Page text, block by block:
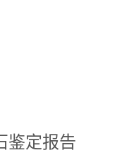
鉴定报告